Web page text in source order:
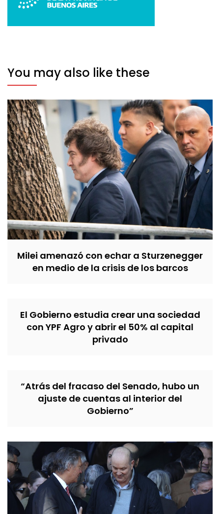
You may also like these
Milei amenazó con echar a Sturzenegger
en medio de la crisis de los barcos
El Gobierno estudia crear una sociedad
con YPF Agro y abrir el 50% al capital
privado
“Atrás del fracaso del Senado, hubo un
ajuste de cuentas al interior del
Gobierno”